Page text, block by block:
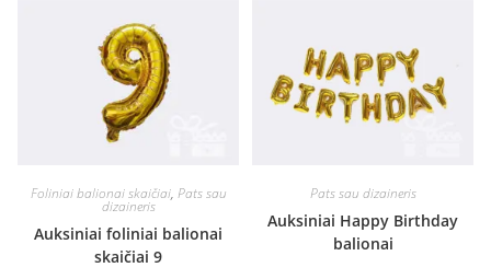
Foliniai balionai skaičiai, Pats sau
dizaineris
Auksiniai foliniai balionai
skaičiai 9
Pats sau dizaineris
Auksiniai Happy Birthday
balionai